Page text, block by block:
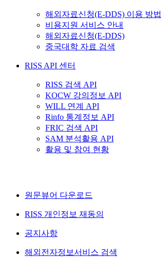
해외자료신청(E-DDS) 이용 방법
비용지원 서비스 안내
해외자료신청(E-DDS)
중국대학 자료 검색
RISS API 센터
RISS 검색 API
KOCW 강의정보 API
WILL 연계 API
Rinfo 통계정보 API
FRIC 검색 API
SAM 분석활용 API
활용 및 참여 현황
원문뷰어 다운로드
RISS 개인정보 재동의
공지사항
해외전자정보서비스 검색